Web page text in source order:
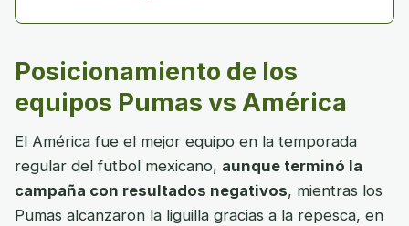
Posicionamiento de los
equipos Pumas vs América
El América fue el mejor equipo en la temporada
regular del futbol mexicano, aunque terminó la
campaña con resultados negativos, mientras los
Pumas alcanzaron la liguilla gracias a la repesca, en